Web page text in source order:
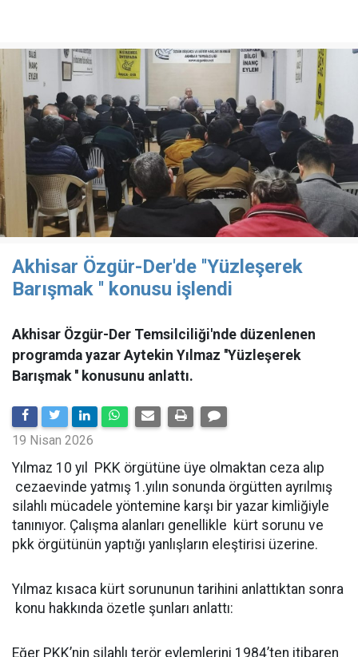
Akhisar Özgür-Der'de ''Yüzleşerek
Barışmak '' konusu işlendi
Akhisar Özgür-Der Temsilciliği'nde düzenlenen
programda yazar Aytekin Yılmaz ''Yüzleşerek
Barışmak '' konusunu anlattı.
19 Nisan 2026
Yılmaz 10 yıl PKK örgütüne üye olmaktan ceza alıp
cezaevinde yatmış 1.yılın sonunda örgütten ayrılmış
silahlı mücadele yöntemine karşı bir yazar kimliğiyle
tanınıyor. Çalışma alanları genellikle kürt sorunu ve
pkk örgütünün yaptığı yanlışların eleştirisi üzerine.
Yılmaz kısaca kürt sorununun tarihini anlattıktan sonra
konu hakkında özetle şunları anlattı:
Eğer PKK’nin silahlı terör eylemlerini 1984’ten itibaren